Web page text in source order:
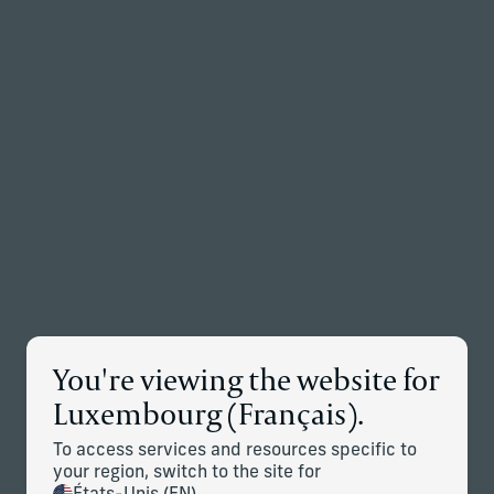
You're viewing the website for
Luxembourg (Français).
To access services and resources specific to
your region, switch to the site for
Corient finalise les acquisitions
de Stonehage Fleming et
Stanhope Capital Group ; les